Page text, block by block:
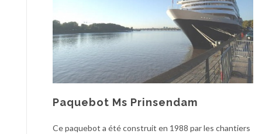
Paquebot Ms Prinsendam
Ce paquebot a été construit en 1988 par les chantiers